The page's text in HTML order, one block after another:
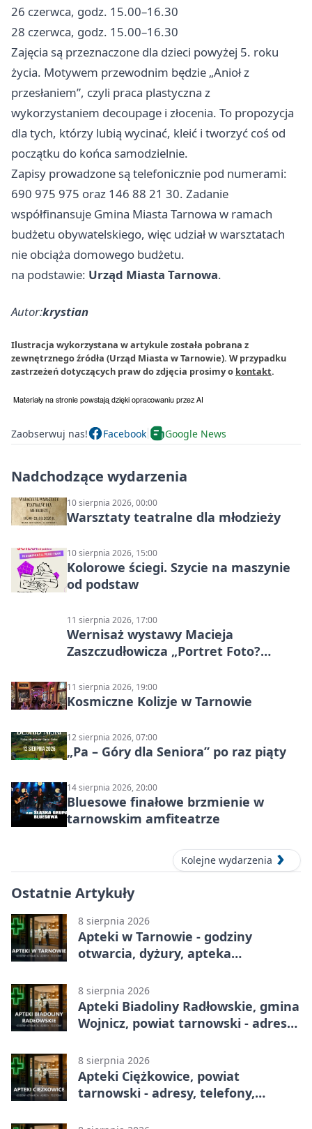
26 czerwca, godz. 15.00–16.30
28 czerwca, godz. 15.00–16.30
Zajęcia są przeznaczone dla dzieci powyżej 5. roku
życia. Motywem przewodnim będzie „Anioł z
przesłaniem”, czyli praca plastyczna z
wykorzystaniem decoupage i złocenia. To propozycja
dla tych, którzy lubią wycinać, kleić i tworzyć coś od
początku do końca samodzielnie.
Zapisy prowadzone są telefonicznie pod numerami:
690 975 975 oraz 146 88 21 30. Zadanie
współfinansuje Gmina Miasta Tarnowa w ramach
budżetu obywatelskiego, więc udział w warsztatach
nie obciąża domowego budżetu.
na podstawie: Urząd Miasta Tarnowa.
Autor:krystian
Ilustracja wykorzystana w artykule została pobrana z
zewnętrznego źródła (Urząd Miasta w Tarnowie). W przypadku
zastrzeżeń dotyczących praw do zdjęcia prosimy o kontakt.
Zaobserwuj nas! Facebook Google News
Nadchodzące wydarzenia
10 sierpnia 2026, 00:00
Warsztaty teatralne dla młodzieży
10 sierpnia 2026, 15:00
Kolorowe ściegi. Szycie na maszynie
od podstaw
11 sierpnia 2026, 17:00
Wernisaż wystawy Macieja
Zaszczudłowicza „Portret Foto?
11 sierpnia 2026, 19:00
Kosmiczne Kolizje w Tarnowie
12 sierpnia 2026, 07:00
„Pa – Góry dla Seniora” po raz piąty
14 sierpnia 2026, 20:00
Bluesowe finałowe brzmienie w
tarnowskim amfiteatrze
Kolejne wydarzenia
Ostatnie Artykuły
8 sierpnia 2026
Apteki w Tarnowie - godziny
otwarcia, dyżury, apteka
8 sierpnia 2026
Apteki Biadoliny Radłowskie, gmina
Wojnicz, powiat tarnowski - adresy,
8 sierpnia 2026
Apteki Ciężkowice, powiat
tarnowski - adresy, telefony,